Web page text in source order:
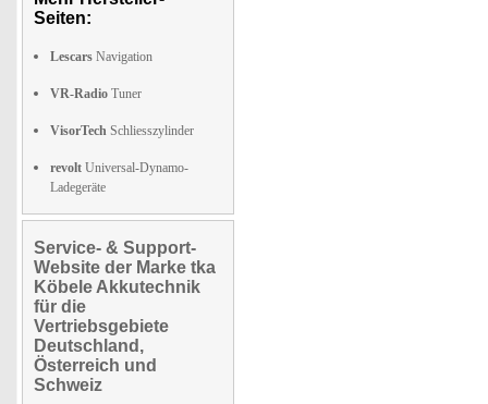
Seiten:
Lescars Navigation
VR-Radio Tuner
VisorTech Schliesszylinder
revolt Universal-Dynamo-
Ladegeräte
Service- & Support-
Website der Marke tka
Köbele Akkutechnik
für die
Vertriebsgebiete
Deutschland,
Österreich und
Schweiz